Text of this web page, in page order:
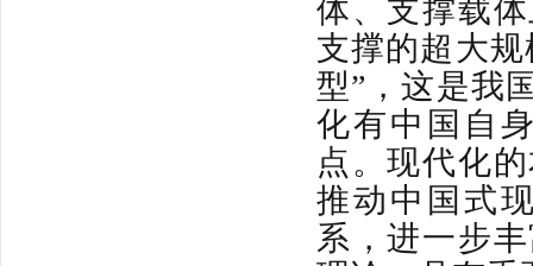
体、支撑载
支撑的超大
型”，这是我
化有中国自
点。现代化
推动中国式
系，进一步